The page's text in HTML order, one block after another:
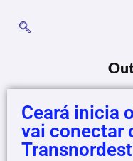
Ceará inicia
vai conectar